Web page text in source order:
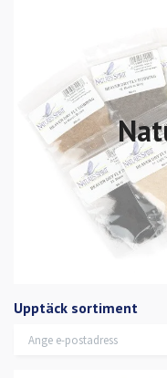
Upptäck sortiment